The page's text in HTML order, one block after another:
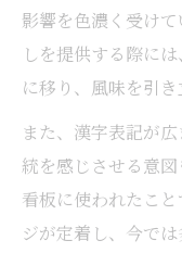
影響を色濃く受け
しを提供する際に
に移り、風味を引き
また、漢字表記が
統を感じさせる意
看板に使われたこ
ジが定着し、今で